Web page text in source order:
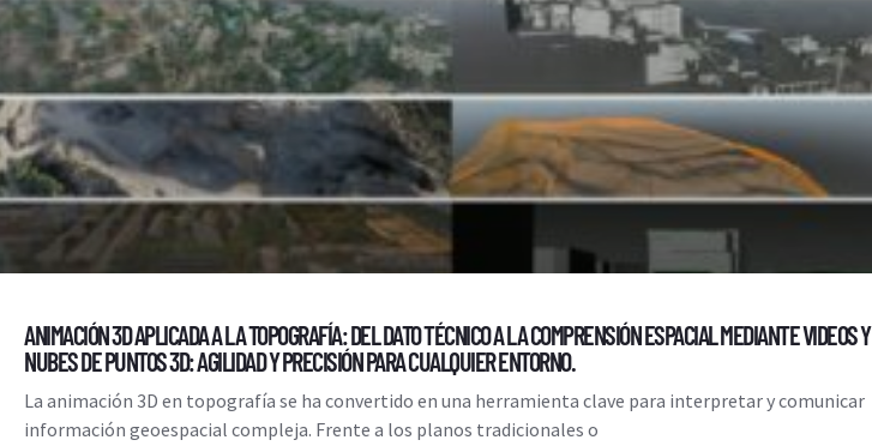
ANIMACIÓN 3D APLICADA A LA TOPOGRAFÍA: DEL DATO TÉCNICO A LA COMPRENSIÓN ESPACIAL MEDIANTE VIDEOS Y
NUBES DE PUNTOS 3D: AGILIDAD Y PRECISIÓN PARA CUALQUIER ENTORNO.
La animación 3D en topografía se ha convertido en una herramienta clave para interpretar y comunicar
información geoespacial compleja. Frente a los planos tradicionales o